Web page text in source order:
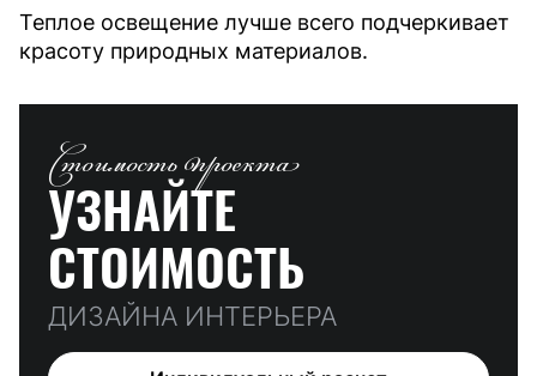
Теплое освещение лучше всего подчеркивает
красоту природных материалов.
Стоимость проекта
УЗНАЙТЕ
СТОИМОСТЬ
ДИЗАЙНА ИНТЕРЬЕРА